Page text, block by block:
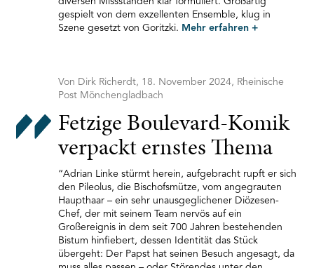
gespielt von dem exzellenten Ensemble, klug in
Szene gesetzt von Goritzki. Mehr erfahren +
Von Dirk Richerdt, 18. November 2024, Rheinische
Post Mönchengladbach
Fetzige Boulevard-Komik
verpackt ernstes Thema
“Adrian Linke stürmt herein, aufgebracht rupft er sich
den Pileolus, die Bischofsmütze, vom angegrauten
Haupthaar – ein sehr unausgeglichener Diözesen-
Chef, der mit seinem Team nervös auf ein
Großereignis in dem seit 700 Jahren bestehenden
Bistum hinfiebert, dessen Identität das Stück
übergeht: Der Papst hat seinen Besuch angesagt, da